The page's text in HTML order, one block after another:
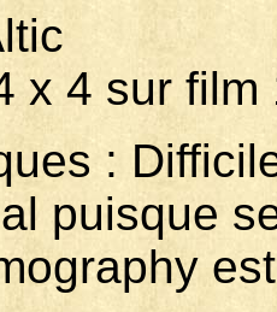
Altic
4 sur film
:
puisque